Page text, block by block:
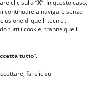
clic sulla “X”. In questo caso,
continuare a navigare senza
di quelli tecnici.
tutti i cookie, tranne quelli
tutto”.
fai clic su